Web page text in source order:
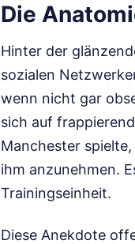
Die
Hinter der
sozialen
wenn nicht gar
sich auf
Manchester
ihm anzunehmen.
Trainingseinheit.
Diese Anekdote